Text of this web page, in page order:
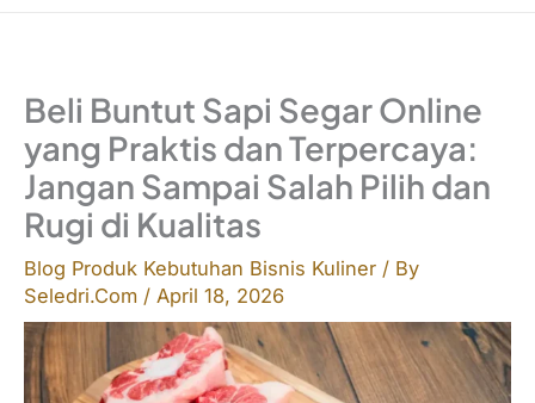
Beli Buntut Sapi Segar Online
yang Praktis dan Terpercaya:
Jangan Sampai Salah Pilih dan
Rugi di Kualitas
Blog Produk Kebutuhan Bisnis Kuliner / By
Seledri.Com / April 18, 2026